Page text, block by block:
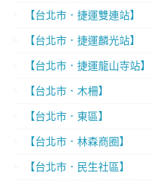
【台北市．捷運雙連站】
【台北市．捷運麟光站】
【台北市．捷運龍山寺站】
【台北市．木柵】
【台北市．東區】
【台北市．林森商圈】
【台北市．民生社區】